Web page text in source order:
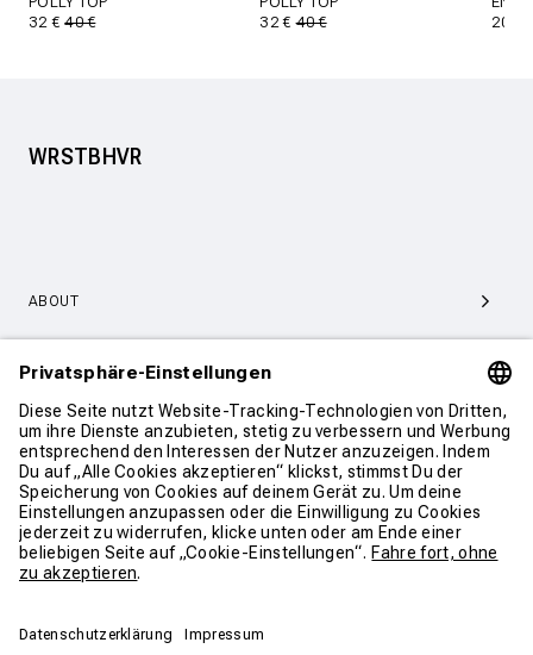
32 €40 €
32 €40 €
20 €
WRSTBHVR
ABOUT
SERVICE & SUPPORT
KONTAKT